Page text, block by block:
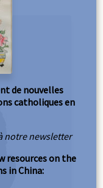
de nouvelles
catholiques en
notre newsletter
resources on the
in China: